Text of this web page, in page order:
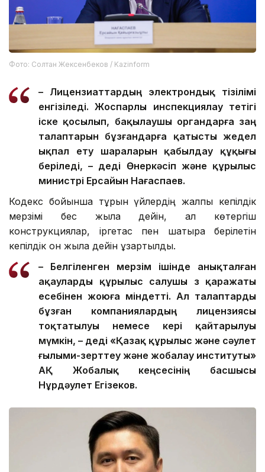
Фото: Солтан Жексенбеков / Kazinform
– Лицензиаттардың электрондық тізілімі
енгізіледі. Жоспарлы инспекциялау тетігі
іске қосылып, бақылаушы органдарға заң
талаптарын бұзғандарға қатысты жедел
ықпал ету шараларын қабылдау құқығы
беріледі, – деді Өнеркәсіп және құрылыс
министрі Ерсайын Нағаспаев.
Кодекс бойынша тұрғын үйлердің жалпы кепілдік
мерзімі бес жылға дейін, ал көтергіш
конструкциялар, іргетас пен шатырға берілетін
кепілдік он жылға дейін ұзартылды.
– Белгіленген мерзім ішінде анықталған
ақауларды құрылыс салушы өз қаражаты
есебінен жоюға міндетті. Ал талаптарды
бұзған компаниялардың лицензиясы
тоқтатылуы немесе кері қайтарылуы
мүмкін, – деді «Қазақ құрылыс және сәулет
ғылыми-зерттеу және жобалау институты»
АҚ Жобалық кеңсесінің басшысы
Нұрдәулет Егізеков.